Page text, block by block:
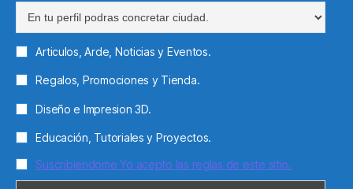
Articulos, Arde, Noticias y Eventos.
Regalos, Promociones y Tienda.
Diseño e Impresion 3D.
Educación, Tutoriales y Proyectos.
Suscribiendome Yo acepto las reglas de este sitio.